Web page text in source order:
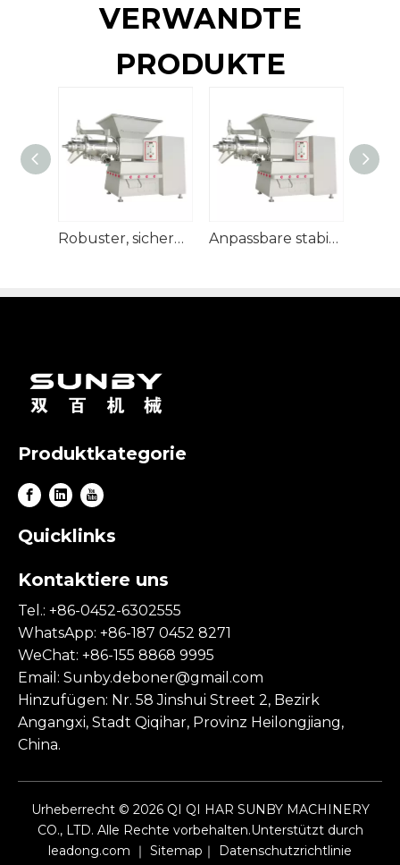
VERWANDTE
PRODUKTE
Robuster, sicherer kommerzieller Hähnchenfleisch-Trenner Anpassbare stabile Geflügelzerlegungsmaschine für die Fleischverarbeitung
Produktkategorie
Quicklinks
Kontaktiere uns
Tel.: +86-0452-6302555
WhatsApp: +86-187 0452 8271
WeChat: +86-155 8868 9995
Email: Sunby.deboner@gmail.com
Hinzufügen: Nr. 58 Jinshui Street 2, Bezirk
Angangxi, Stadt Qiqihar, Provinz Heilongjiang,
China.
Urheberrecht © 2026QI QI HAR SUNBY MACHINERY
CO., LTD. Alle Rechte vorbehalten.Unterstützt durch
leadong.com ｜ Sitemap ｜ Datenschutzrichtlinie